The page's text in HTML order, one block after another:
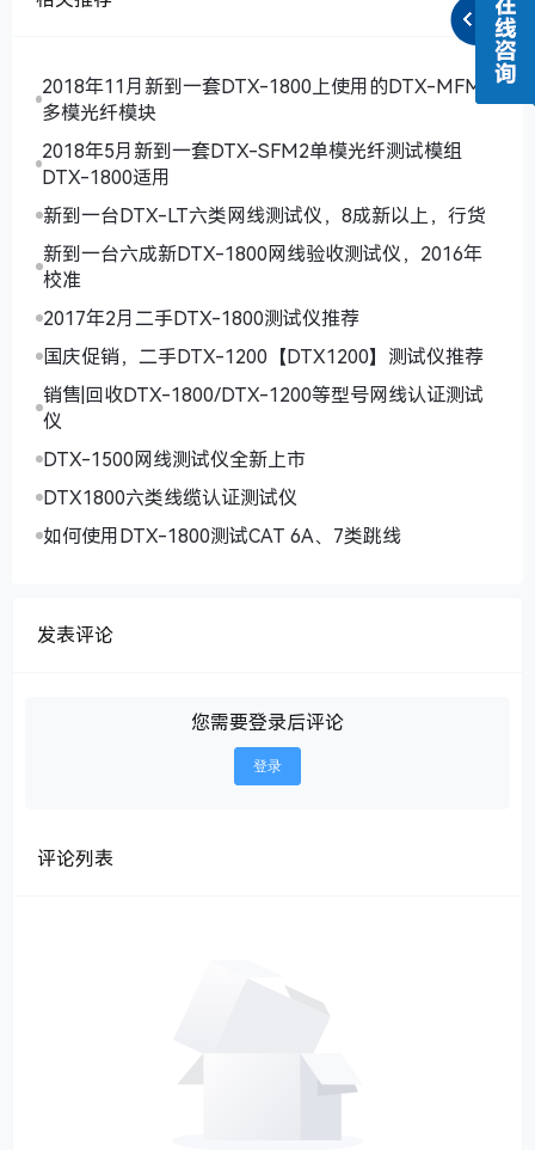
2018年11月新到一套DTX-1800上使用的DTX-MFM2
多模光纤模块
2018年5月新到一套DTX-SFM2单模光纤测试模组
DTX-1800适用
新到一台DTX-LT六类网线测试仪，8成新以上，行货
新到一台六成新DTX-1800网线验收测试仪，2016年
校准
2017年2月二手DTX-1800测试仪推荐
国庆促销，二手DTX-1200【DTX1200】测试仪推荐
销售|回收DTX-1800/DTX-1200等型号网线认证测试
仪
DTX-1500网线测试仪全新上市
DTX1800六类线缆认证测试仪
如何使用DTX-1800测试CAT 6A、7类跳线
发表评论
您需要登录后评论
登录
评论列表